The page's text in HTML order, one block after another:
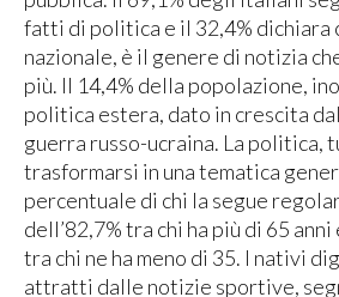
fatti di politica e il 32,4% dichiara
nazionale, è il genere di notizia
più. Il 14,4% della popolazione,
politica estera, dato in crescita
guerra russo-ucraina. La politica,
trasformarsi in una tematica
percentuale di chi la segue
dell’82,7% tra chi ha più di 65 anni
tra chi ne ha meno di 35. I nativi
attratti dalle notizie sportive,